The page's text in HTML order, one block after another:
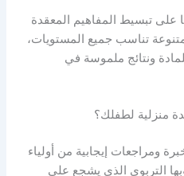
على تبسيط المفاهيم المعقدة
تناسب جميع المستويات،
ونتائج ملموسة في
منزلية لطفلك؟
ومراجعات إيجابية من أولياء
التربوي الذي يشجع على